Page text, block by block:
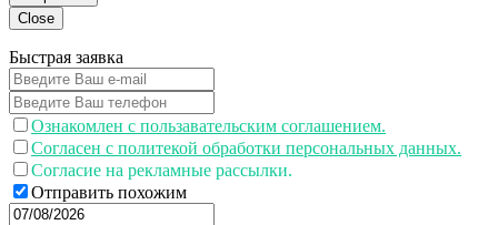
Close
Быстрая заявка
Ознакомлен с пользавательским соглашением.
Согласен с политекой обработки персональных данных.
Согласие на рекламные рассылки.
Отправить похожим